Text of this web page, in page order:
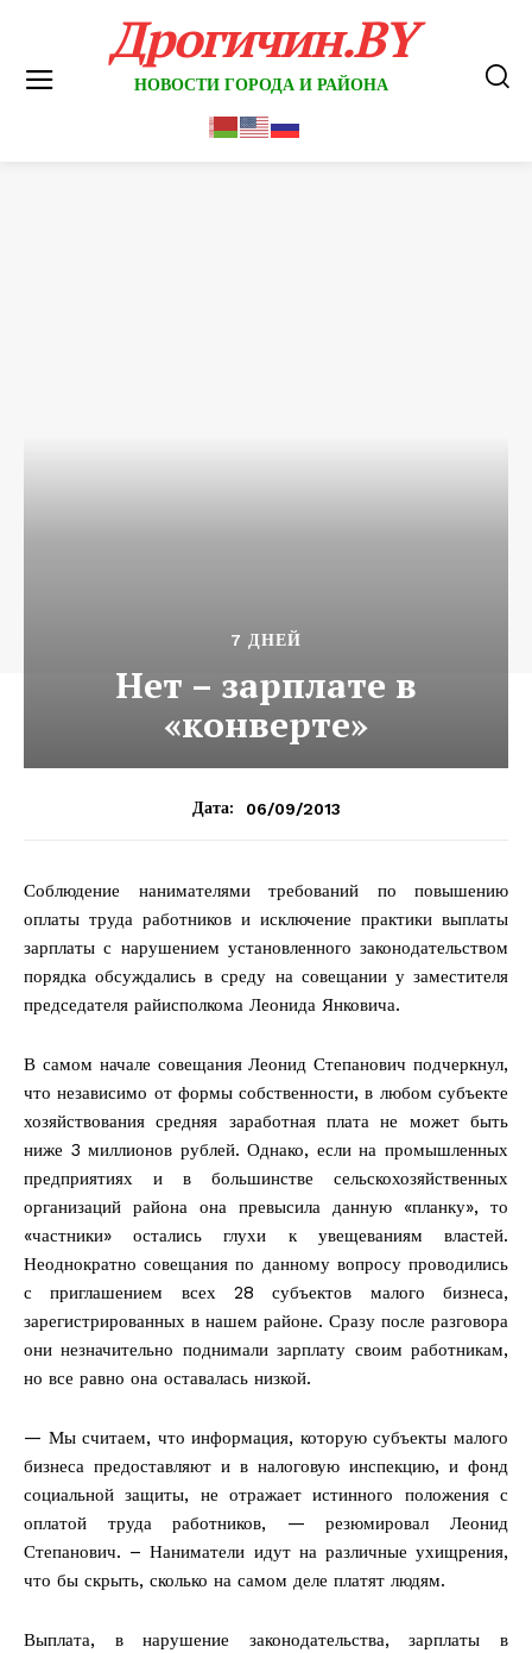
Дрогичин.BY
НОВОСТИ ГОРОДА И РАЙОНА
7 ДНЕЙ
Нет – зарплате в
«конверте»
Дата: 06/09/2013
Соблюдение нанимателями требований по повышению
оплаты труда работников и исключение практики выплаты
зарплаты с нарушением установленного законодательством
порядка обсуждались в среду на совещании у заместителя
председателя райисполкома Леонида Янковича.
В самом начале совещания Леонид Степанович подчеркнул,
что независимо от формы собственности, в любом субъекте
хозяйствования средняя заработная плата не может быть
ниже 3 миллионов рублей. Однако, если на промышленных
предприятиях и в большинстве сельскохозяйственных
организаций района она превысила данную «планку», то
«частники» остались глухи к увещеваниям властей.
Неоднократно совещания по данному вопросу проводились
с приглашением всех 28 субъектов малого бизнеса,
зарегистрированных в нашем районе. Сразу после разговора
они незначительно поднимали зарплату своим работникам,
но все равно она оставалась низкой.
— Мы считаем, что информация, которую субъекты малого
бизнеса предоставляют и в налоговую инспекцию, и фонд
социальной защиты, не отражает истинного положения с
оплатой труда работников, — резюмировал Леонид
Степанович. – Наниматели идут на различные ухищрения,
что бы скрыть, сколько на самом деле платят людям.
Выплата, в нарушение законодательства, зарплаты в